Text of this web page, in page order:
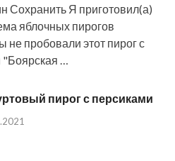
Сохранить Я приготовил(а)
яблочных пирогов
не пробовали этот пирог с
"Боярская …
пирог с персиками